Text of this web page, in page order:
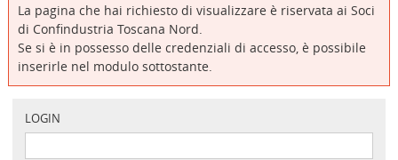
La pagina che hai richiesto di visualizzare è riservata ai Soci
di Confindustria Toscana Nord.
Se si è in possesso delle credenziali di accesso, è possibile
inserirle nel modulo sottostante.
LOGIN